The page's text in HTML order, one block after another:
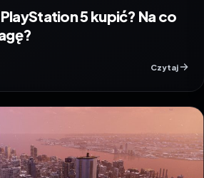
5 kupić? Na co
Czytaj